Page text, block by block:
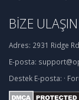
BIZE ULAŞIN
Adres: 2931 Ridge
E-posta:
Destek E-posta: ·